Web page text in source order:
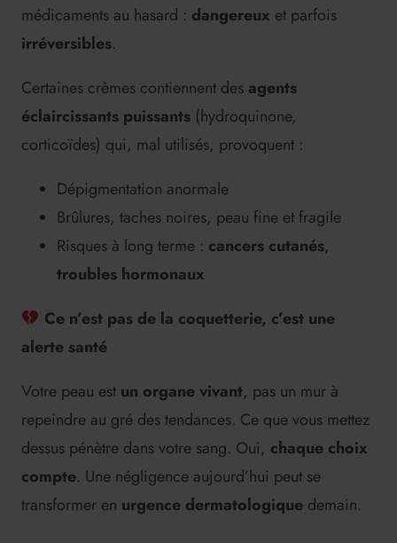
médicaments au hasard : dangereux et parfois
irréversibles.
Certaines crèmes contiennent des agents
éclaircissants puissants (hydroquinone,
corticoïdes) qui, mal utilisés, provoquent :
Dépigmentation anormale
Brûlures, taches noires, peau fine et fragile
Risques à long terme : cancers cutanés,
troubles hormonaux
Ce n’est pas de la coquetterie, c’est une
alerte santé
Votre peau est un organe vivant, pas un mur à
repeindre au gré des tendances. Ce que vous mettez
dessus pénètre dans votre sang. Oui, chaque choix
compte. Une négligence aujourd’hui peut se
transformer en urgence dermatologique demain.